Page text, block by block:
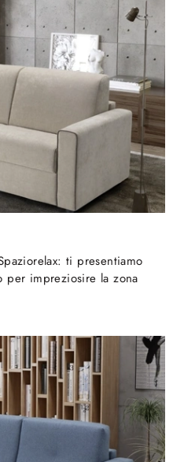
ti presentiamo
per impreziosire la zona